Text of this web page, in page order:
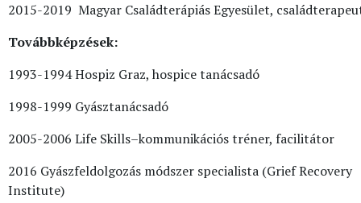
2015-2019 Magyar Családterápiás Egyesület,
Továbbképzések:
1993-1994 Hospiz Graz, hospice tanácsadó
1998-1999 Gyásztanácsadó
2005-2006 Life Skills–kommunikációs tréner, facilitátor
2016 Gyászfeldolgozás módszer specialista (Grief Recovery
Institute)